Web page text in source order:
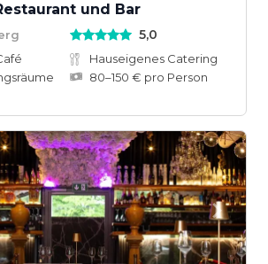
und Bar
5,0
Hauseigenes Catering
80–150 € pro Person